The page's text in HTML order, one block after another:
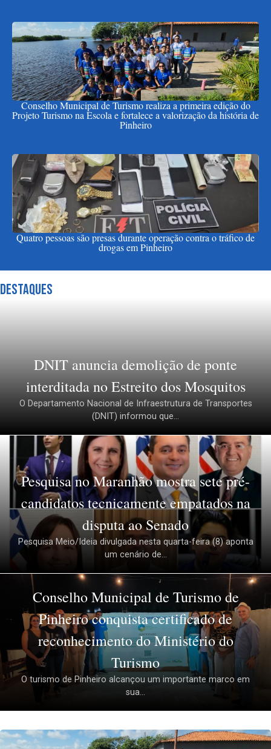
Conselho Municipal de Turismo realiza a primeira edição do
Projeto Turismo na Escola e fortalece a valorização da história de
Pinheiro
Quatro pessoas são presas durante operação contra o tráfico de
drogas em Pinheiro
Destaques
DNIT anuncia demolição de ponte
interditada no Estreito dos Mosquitos
O Departamento Nacional de Infraestrutura de Transportes
(DNIT) informou que...
Pesquisa no Maranhão mostra sete pré-
candidatos tecnicamente empatados na
disputa ao Senado
Pesquisa Meio/Ideia divulgada nesta quarta-feira (8) aponta
um cenário de...
Conselho Municipal de Turismo de
Pinheiro conquista certificado de
reconhecimento do Ministério do
Turismo
O turismo de Pinheiro alcançou um importante marco em
sua...